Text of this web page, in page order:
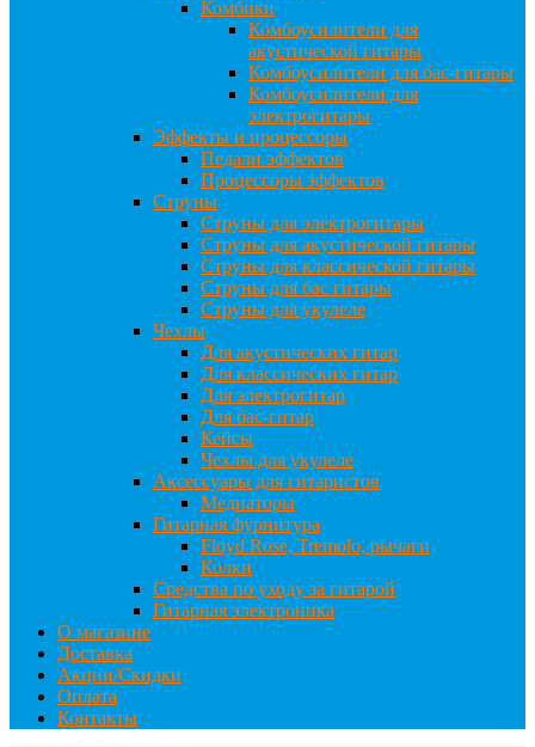
Комбики
Комбоусилители для
акустической гитары
Комбоусилители для бас-гитары
Комбоусилители для
электрогитары
Эффекты и процессоры
Педали эффектов
Процессоры эффектов
Струны
Струны для электрогитары
Струны для акустической гитары
Струны для классической гитары
Струны для бас гитары
Струны для укулеле
Чехлы
Для акустических гитар
Для классических гитар
Для электрогитар
Для бас-гитар
Кейсы
Чехлы для укулеле
Аксессуары для гитаристов
Медиаторы
Гитарная фурнитура
Floyd Rose, Tremolo, рычаги
Колки
Средства по уходу за гитарой
Гитарная электроника
О магазине
Доставка
Акции/Скидки
Оплата
Контакты